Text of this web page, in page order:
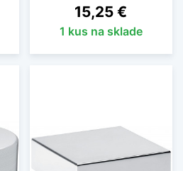
Cena
15,25 €
1 kus na sklade